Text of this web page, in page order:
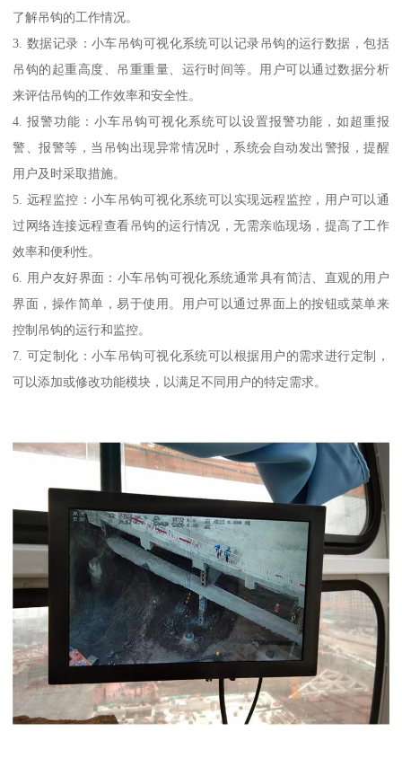
了解吊钩的工作情况。
3. 数据记录：小车吊钩可视化系统可以记录吊钩的运行数据，包括
吊钩的起重高度、吊重重量、运行时间等。用户可以通过数据分析
来评估吊钩的工作效率和安全性。
4. 报警功能：小车吊钩可视化系统可以设置报警功能，如超重报
警、报警等，当吊钩出现异常情况时，系统会自动发出警报，提醒
用户及时采取措施。
5. 远程监控：小车吊钩可视化系统可以实现远程监控，用户可以通
过网络连接远程查看吊钩的运行情况，无需亲临现场，提高了工作
效率和便利性。
6. 用户友好界面：小车吊钩可视化系统通常具有简洁、直观的用户
界面，操作简单，易于使用。用户可以通过界面上的按钮或菜单来
控制吊钩的运行和监控。
7. 可定制化：小车吊钩可视化系统可以根据用户的需求进行定制，
可以添加或修改功能模块，以满足不同用户的特定需求。